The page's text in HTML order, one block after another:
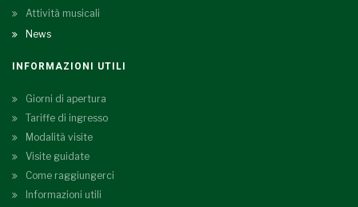
Attività musicali
News
INFORMAZIONI UTILI
Giorni di apertura
Tariffe di ingresso
Modalità visite
Visite guidate
Come raggiungerci
Informazioni utili